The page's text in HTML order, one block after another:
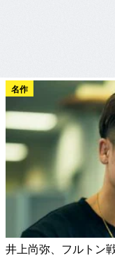
名作
井上尚弥、フルトン